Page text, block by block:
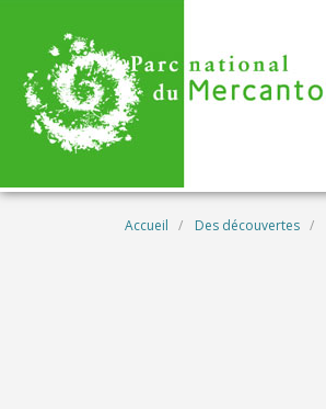
Fil d'Ariane
Accueil Des découvertes